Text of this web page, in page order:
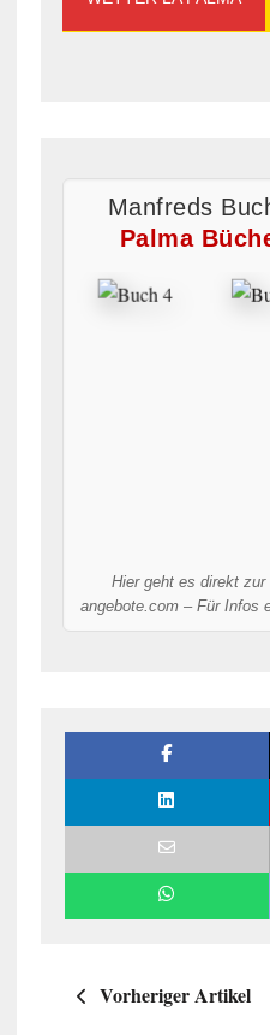
Manfreds
Palma
Hier geht es direkt
angebote.com – Für Infos
Vorheriger Artikel